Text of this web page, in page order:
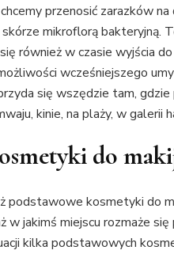
przenosić zarazków
skórze mikroflorą
również w czasie wyjścia
wcześniejszego
się wszędzie tam,
kinie, na plaży, w galerii
do
kosmetyki do
w jakimś miejscu rozmaże
kilka podstawowych